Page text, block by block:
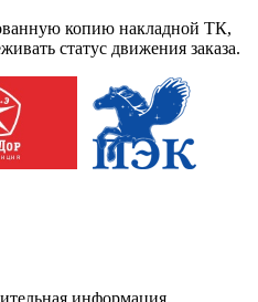
копию накладной ТК,
статус движения заказа.